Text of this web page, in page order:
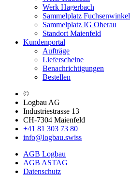
Werk Hagerbach
Sammelplatz Fuchsenwinkel
Sammelplatz IG Oberau
Standort Maienfeld
Kundenportal
Aufträge
Lieferscheine
Benachrichtigungen
Bestellen
©
Logbau AG
Industriestrasse 13
CH-7304 Maienfeld
+41 81 303 73 80
info@logbau.swiss
AGB Logbau
AGB ASTAG
Datenschutz